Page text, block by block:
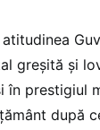
greșită și
prestigiul
după